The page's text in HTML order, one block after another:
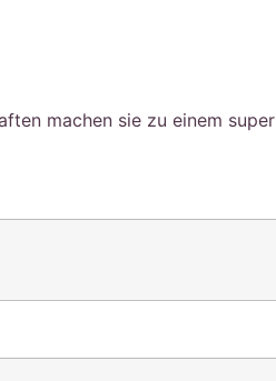
machen sie zu einem super